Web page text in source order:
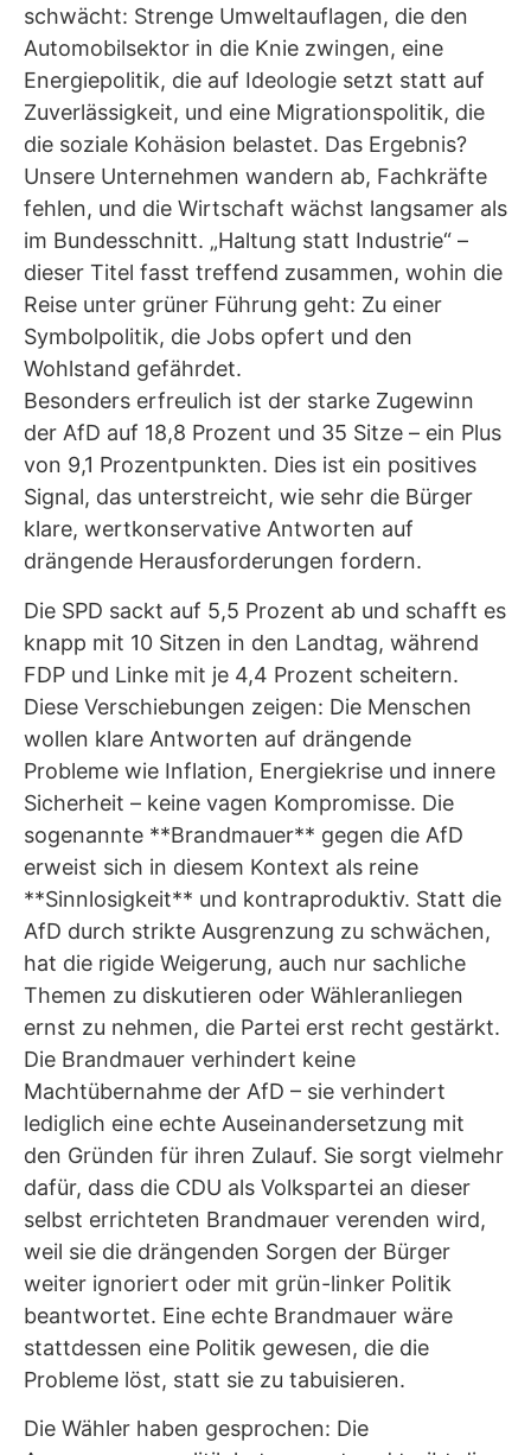
schwächt: Strenge Umweltauflagen, die den
Automobilsektor in die Knie zwingen, eine
Energiepolitik, die auf Ideologie setzt statt auf
Zuverlässigkeit, und eine Migrationspolitik, die
die soziale Kohäsion belastet. Das Ergebnis?
Unsere Unternehmen wandern ab, Fachkräfte
fehlen, und die Wirtschaft wächst langsamer als
im Bundesschnitt. „Haltung statt Industrie“ –
dieser Titel fasst treffend zusammen, wohin die
Reise unter grüner Führung geht: Zu einer
Symbolpolitik, die Jobs opfert und den
Wohlstand gefährdet.
Besonders erfreulich ist der starke Zugewinn
der AfD auf 18,8 Prozent und 35 Sitze – ein Plus
von 9,1 Prozentpunkten. Dies ist ein positives
Signal, das unterstreicht, wie sehr die Bürger
klare, wertkonservative Antworten auf
drängende Herausforderungen fordern.
Die SPD sackt auf 5,5 Prozent ab und schafft es
knapp mit 10 Sitzen in den Landtag, während
FDP und Linke mit je 4,4 Prozent scheitern.
Diese Verschiebungen zeigen: Die Menschen
wollen klare Antworten auf drängende
Probleme wie Inflation, Energiekrise und innere
Sicherheit – keine vagen Kompromisse. Die
sogenannte **Brandmauer** gegen die AfD
erweist sich in diesem Kontext als reine
**Sinnlosigkeit** und kontraproduktiv. Statt die
AfD durch strikte Ausgrenzung zu schwächen,
hat die rigide Weigerung, auch nur sachliche
Themen zu diskutieren oder Wähleranliegen
ernst zu nehmen, die Partei erst recht gestärkt.
Die Brandmauer verhindert keine
Machtübernahme der AfD – sie verhindert
lediglich eine echte Auseinandersetzung mit
den Gründen für ihren Zulauf. Sie sorgt vielmehr
dafür, dass die CDU als Volkspartei an dieser
selbst errichteten Brandmauer verenden wird,
weil sie die drängenden Sorgen der Bürger
weiter ignoriert oder mit grün-linker Politik
beantwortet. Eine echte Brandmauer wäre
stattdessen eine Politik gewesen, die die
Probleme löst, statt sie zu tabuisieren.
Die Wähler haben gesprochen: Die